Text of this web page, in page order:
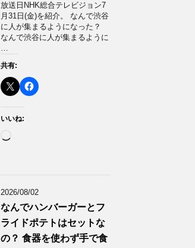
放送日NHK総合テレビジョン7
月31日(金)を紹介。 なんで渋谷
に人が集まるようになった？
なんで渋谷に人が集まるように
…
共有:
いいね:
み
2026/08/02
なんでハンバーガーとフ
ライドポテトはセットな
の？ 食器を使わず手で食